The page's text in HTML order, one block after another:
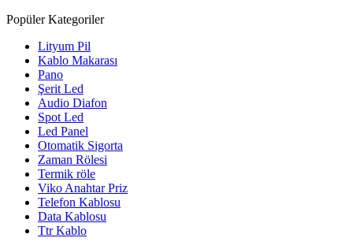
Popüler Kategoriler
Lityum Pil
Kablo Makarası
Pano
Şerit Led
Audio Diafon
Spot Led
Led Panel
Otomatik Sigorta
Zaman Rölesi
Termik röle
Viko Anahtar Priz
Telefon Kablosu
Data Kablosu
Ttr Kablo